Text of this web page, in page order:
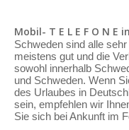
Mobil- T E L E F O N E
Schweden sind alle
meistens gut und die
sowohl innerhalb
und Schweden. Wenn
des Urlaubes in
sein, empfehlen wir
Sie sich bei Ankunft im